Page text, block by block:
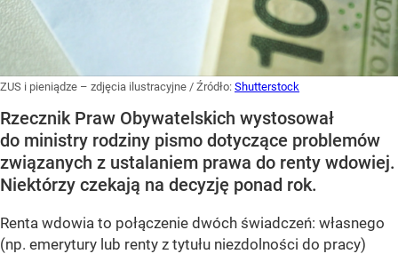
ZUS i pieniądze – zdjęcia ilustracyjne / Źródło: Shutterstock
Rzecznik Praw Obywatelskich wystosował
do ministry rodziny pismo dotyczące problemów
związanych z ustalaniem prawa do renty wdowiej.
Niektórzy czekają na decyzję ponad rok.
Renta wdowia to połączenie dwóch świadczeń: własnego
(np. emerytury lub renty z tytułu niezdolności do pracy)